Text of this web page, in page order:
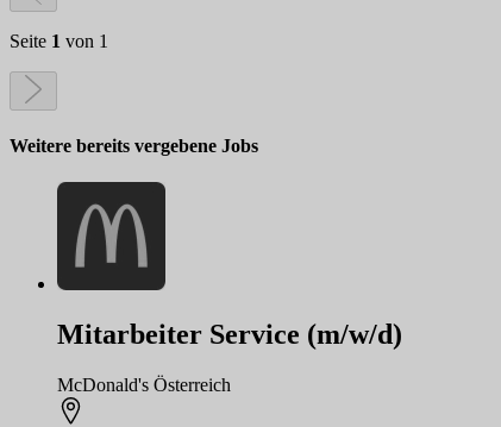
Seite 1 von 1
Weitere bereits vergebene Jobs
Mitarbeiter Service (m/w/d)
McDonald's Österreich